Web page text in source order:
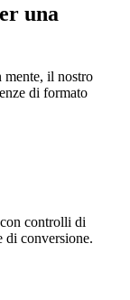
una
mente, il nostro
di formato
controlli di
di conversione.